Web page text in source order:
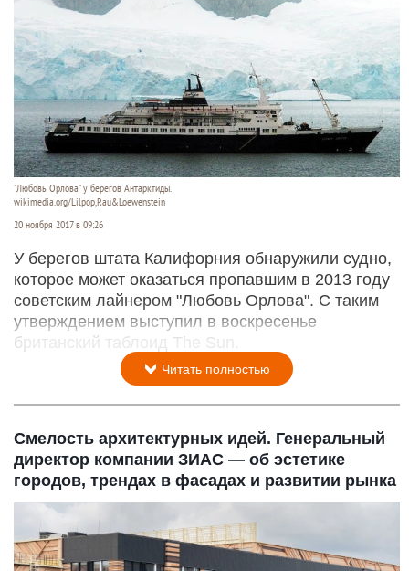
"Любовь Орлова" у берегов Антарктиды.
wikimedia.org/Lilpop,Rau&Loewenstein
20 ноября 2017 в 09:26
У берегов штата Калифорния обнаружили судно,
которое может оказаться пропавшим в 2013 году
советским лайнером "Любовь Орлова". С таким
утверждением выступил в воскресенье
британский таблоид The Sun.
Читать полностью
Смелость архитектурных идей. Генеральный
директор компании ЗИАС — об эстетике
городов, трендах в фасадах и развитии рынка